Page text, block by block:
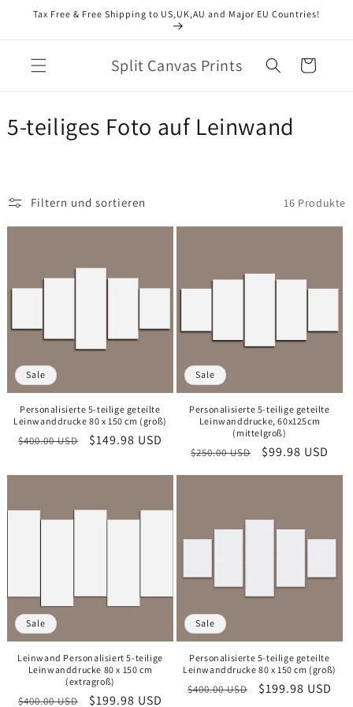
zum
Tax Free & Free Shipping to US,UK,AU and Major EU Countries!
Split Canvas Prints Warenkorb
K
e
o
i
e
:
5-teiliges Foto auf Leinwand​
Filtern und sortieren 16 Produkte
Sale
Personalisierte 5-teilige geteilte
Leinwanddrucke 80 x 150 cm (groß)
Normaler
$400.00 USD Verkaufspreis
$149.98 USD
Sale
Personalisierte 5-teilige geteilte
Leinwanddrucke, 60x125cm
(mittelgroß)
Normaler
Preis
$250.00 USD Verkaufspreis
$99.98 USD
Sale
Leinwand Personalisiert​ 5-teilige
Leinwanddrucke 80 x 150 cm
(extragroß)
Normaler
$400.00 USD Verkaufspreis
$199.98 USD
Sale
Personalisierte 5-teilige geteilte
Leinwanddrucke 80 x 150 cm (groß)
Normaler
$400.00 USD Verkaufspreis
$199.98 USD